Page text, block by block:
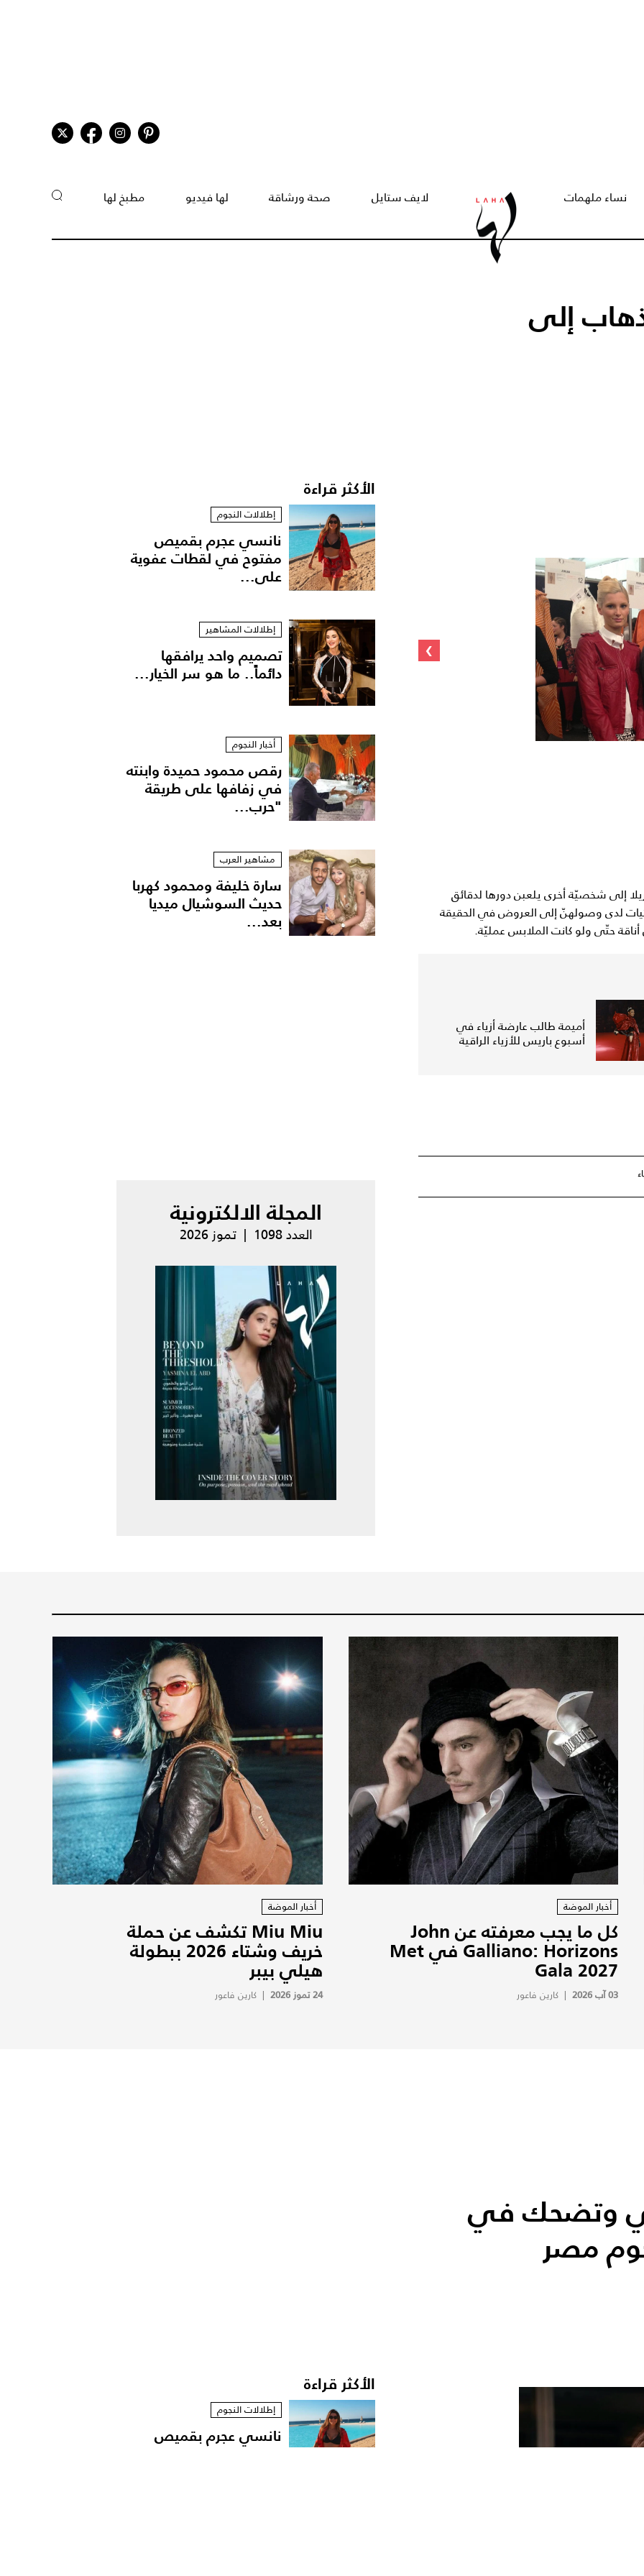
نساء ملهمات لايف ستايل صحة ورشاقة لها فيديو مطبخ لها
إلى
›
إلى شخصيّة أخرى يلعبن دورها لدقائق
لدى وصولهنّ إلى العروض في الحقيقة
حتّى ولو كانت الملابس عمليّة.
أميمة طالب عارضة أزياء في
أسبوع باريس للأزياء الراقية
الأكثر قراءة
إطلالات النجوم
نانسي عجرم بقميص
مفتوح في لقطات عفوية
على...
إطلالات المشاهير
تصميم واحد يرافقها
دائماً.. ما هو سر الخيار...
أخبار النجوم
رقص محمود حميدة وابنته
في زفافها على طريقة
"حرب...
مشاهير العرب
سارة خليفة ومحمود كهربا
حديث السوشيال ميديا
بعد...
المجلة الالكترونية
العدد 1098 | تموز 2026
أخبار الموضة
كل ما يجب معرفته عن John
Galliano: Horizons في Met
Gala 2027
03 آب 2026 | كارين فاعور
أخبار الموضة
Miu Miu تكشف عن حملة
خريف وشتاء 2026 ببطولة
هيلي بيبر
24 تموز 2026 |كارين فاعور
وتضحك في
مصر
الأكثر قراءة
إطلالات النجوم
نانسي عجرم بقميص
مفتوح في لقطات عفوية